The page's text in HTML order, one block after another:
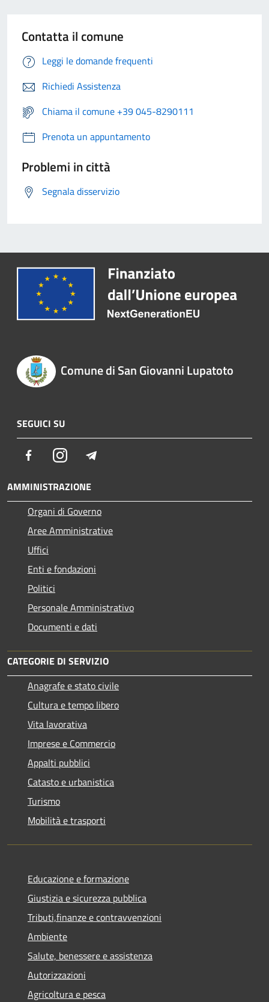
Contatta il comune
Leggi le domande frequenti
Richiedi Assistenza
Chiama il comune +39 045-8290111
Prenota un appuntamento
Problemi in città
Segnala disservizio
Comune di San Giovanni Lupatoto
SEGUICI SU
FacebookInstagram
AMMINISTRAZIONE
Organi di Governo
Aree Amministrative
Uffici
Enti e fondazioni
Politici
Personale Amministrativo
Documenti e dati
CATEGORIE DI SERVIZIO
Anagrafe e stato civile
Cultura e tempo libero
Vita lavorativa
Imprese e Commercio
Appalti pubblici
Catasto e urbanistica
Turismo
Mobilità e trasporti
Educazione e formazione
Giustizia e sicurezza pubblica
Tributi,finanze e contravvenzioni
Ambiente
Salute, benessere e assistenza
Autorizzazioni
Agricoltura e pesca